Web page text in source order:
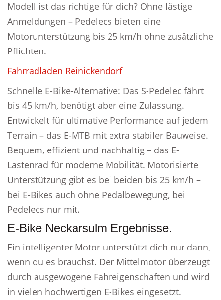
Modell ist das richtige für dich? Ohne lästige
Anmeldungen – Pedelecs bieten eine
Motorunterstützung bis 25 km/h ohne zusätzliche
Pflichten.
Fahrradladen Reinickendorf
Schnelle E-Bike-Alternative: Das S-Pedelec fährt
bis 45 km/h, benötigt aber eine Zulassung.
Entwickelt für ultimative Performance auf jedem
Terrain – das E-MTB mit extra stabiler Bauweise.
Bequem, effizient und nachhaltig – das E-
Lastenrad für moderne Mobilität. Motorisierte
Unterstützung gibt es bei beiden bis 25 km/h –
bei E-Bikes auch ohne Pedalbewegung, bei
Pedelecs nur mit.
E-Bike Neckarsulm Ergebnisse.
Ein intelligenter Motor unterstützt dich nur dann,
wenn du es brauchst. Der Mittelmotor überzeugt
durch ausgewogene Fahreigenschaften und wird
in vielen hochwertigen E-Bikes eingesetzt.